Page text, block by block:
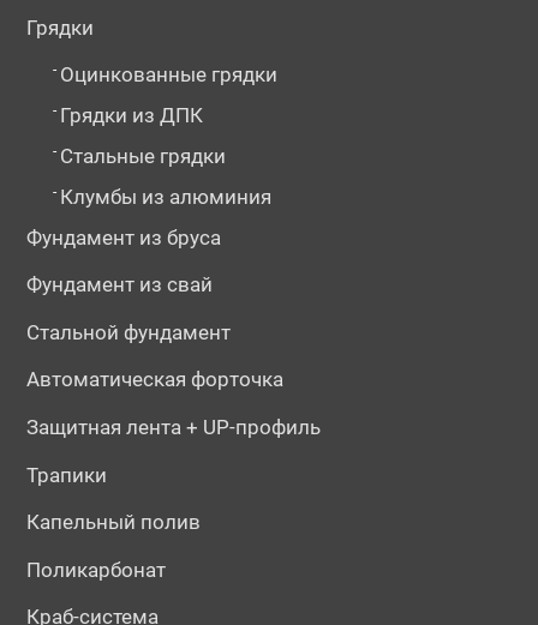
Грядки
- Оцинкованные грядки
- Грядки из ДПК
- Стальные грядки
- Клумбы из алюминия
Фундамент из бруса
Фундамент из свай
Стальной фундамент
Автоматическая форточка
Защитная лента + UP-профиль
Трапики
Капельный полив
Поликарбонат
Краб-система